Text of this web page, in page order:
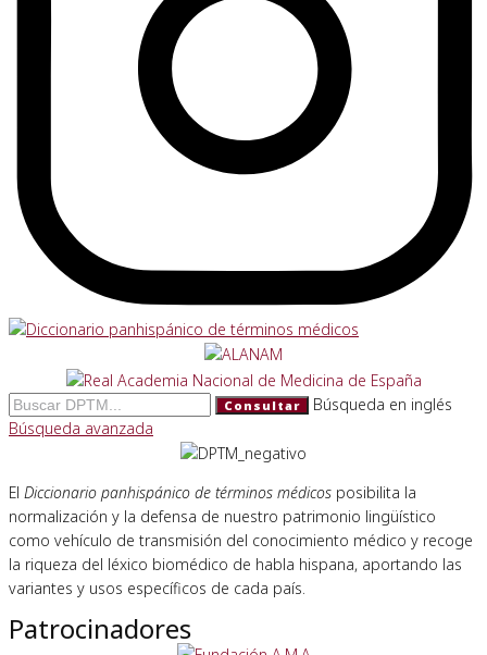
Consultar
Búsqueda en inglés
Búsqueda avanzada
El Diccionario panhispánico de términos médicos posibilita la
normalización y la defensa de nuestro patrimonio lingüístico
como vehículo de transmisión del conocimiento médico y recoge
la riqueza del léxico biomédico de habla hispana, aportando las
variantes y usos específicos de cada país.
Patrocinadores